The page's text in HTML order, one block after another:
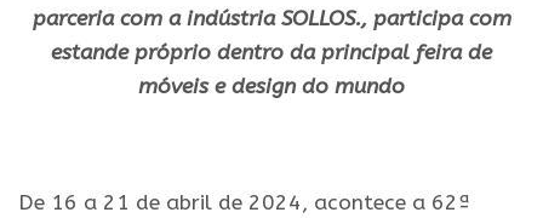
parceria com a indústria SOLLOS., participa com
estande próprio dentro da principal feira de
móveis e design do mundo
De 16 a 21 de abril de 2024, acontece a 62ª